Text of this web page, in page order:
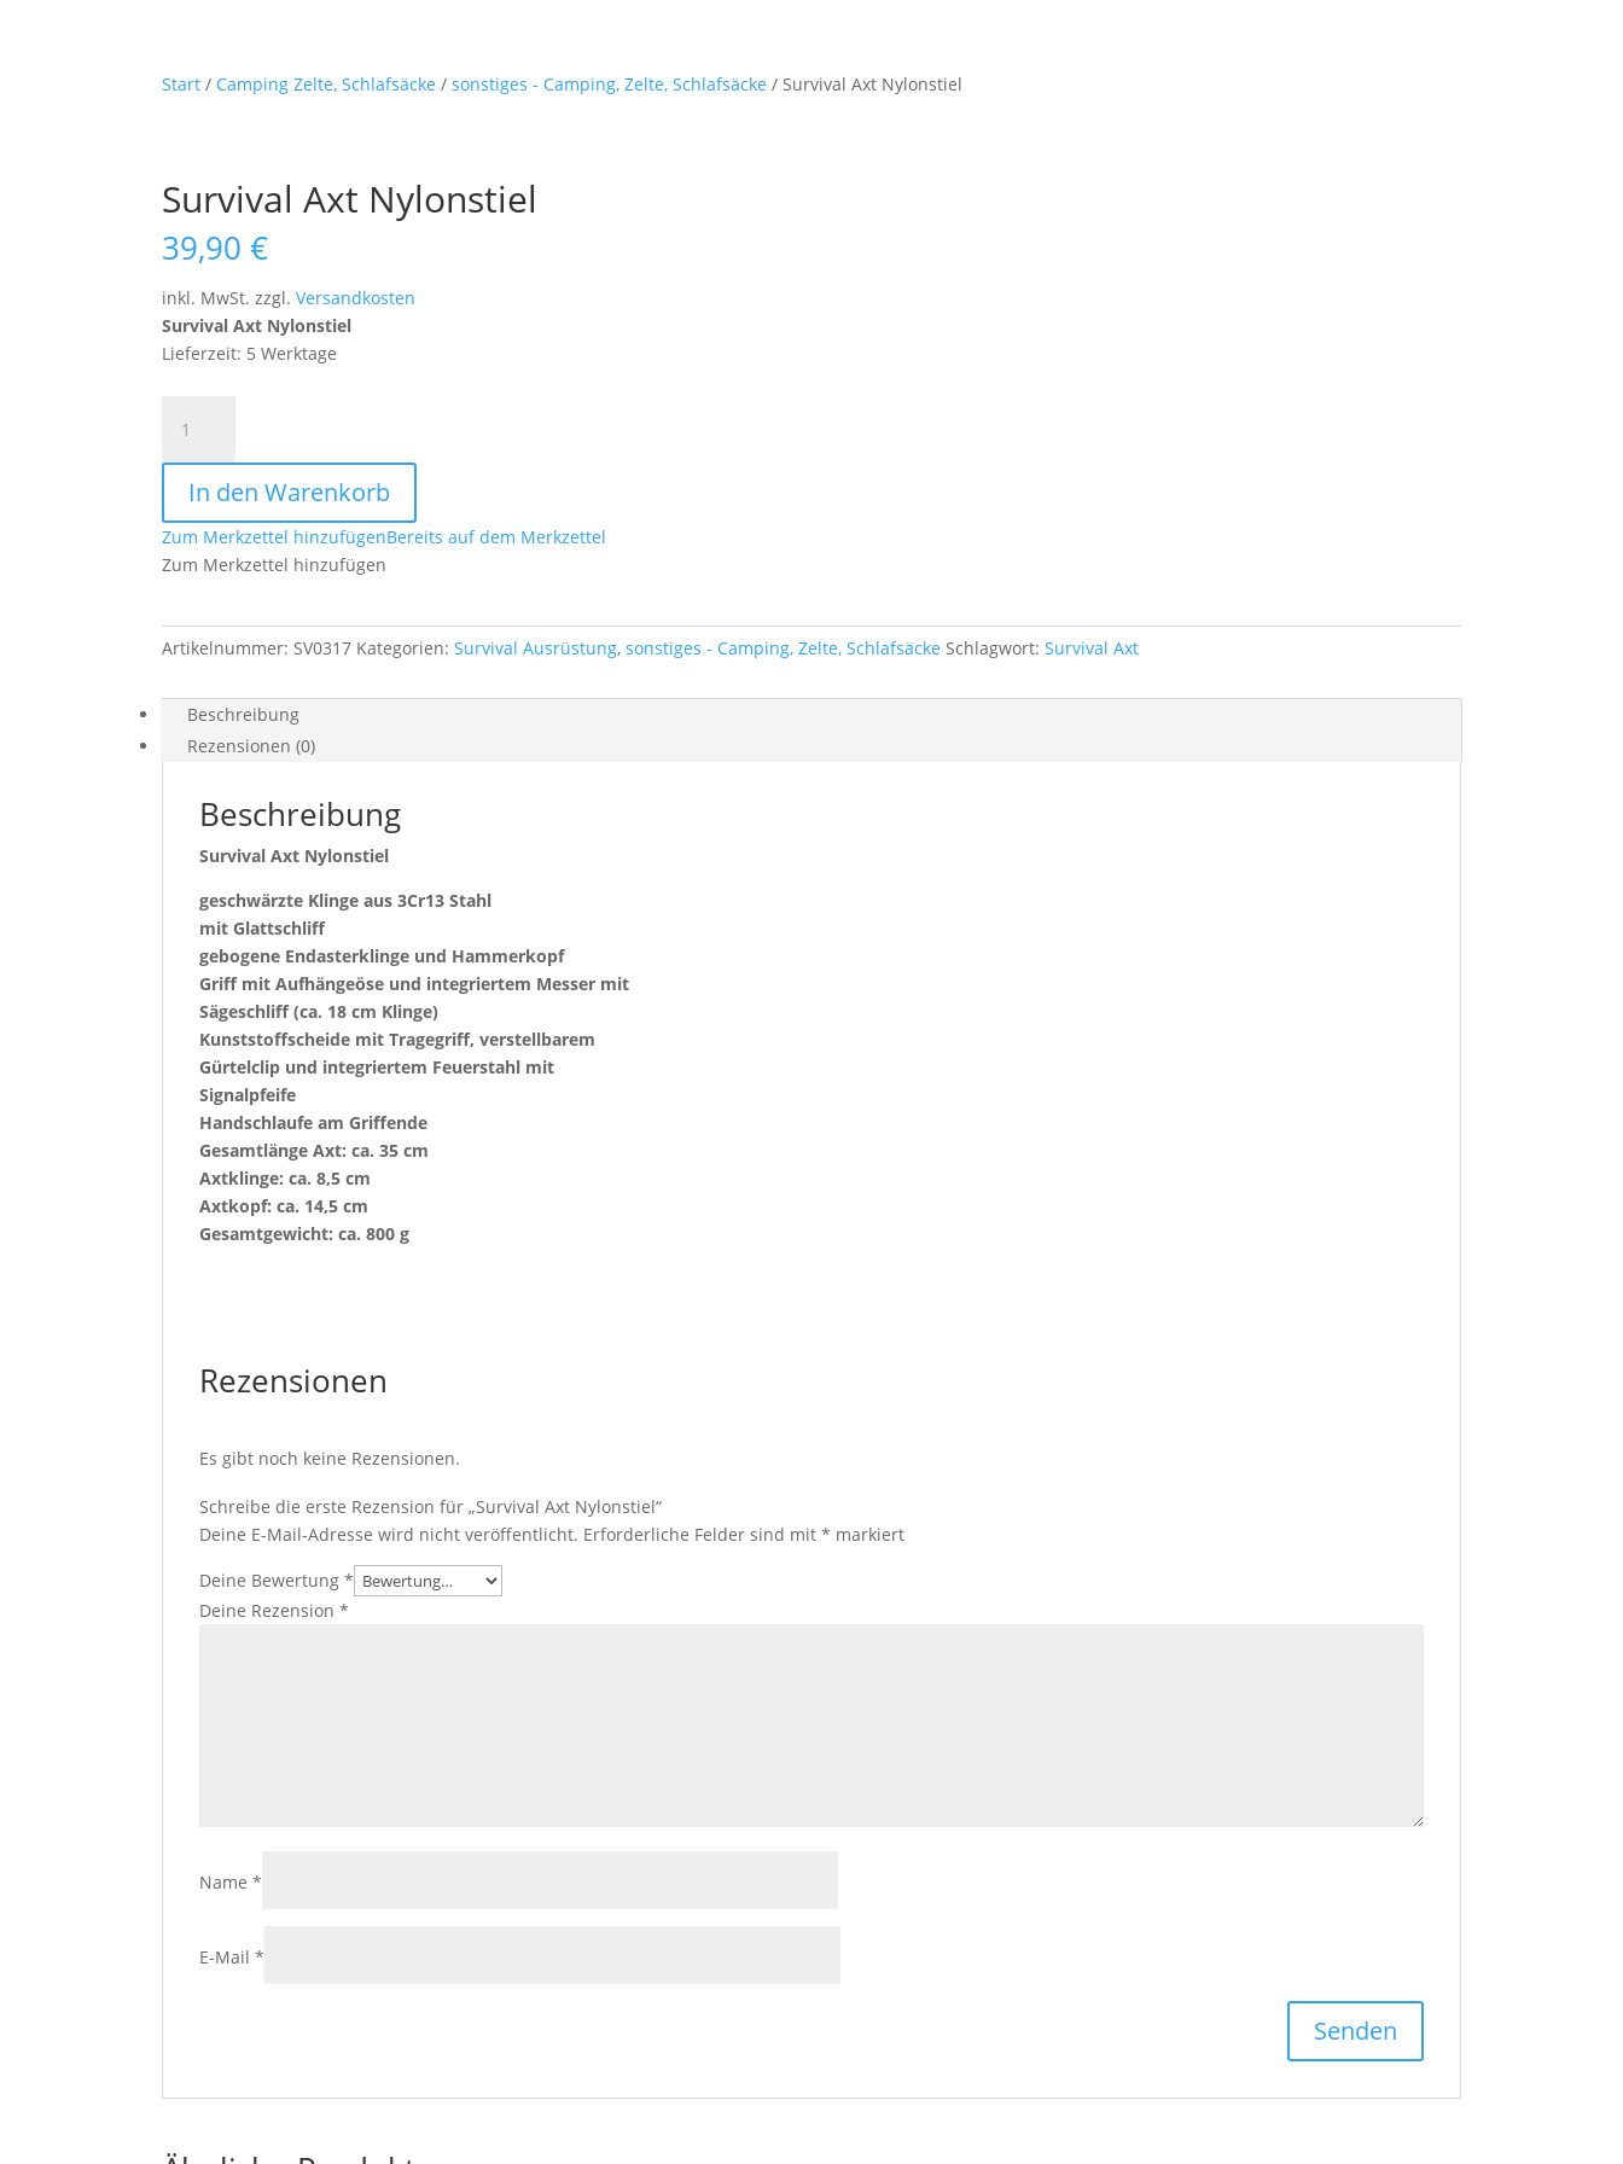
Start / Camping Zelte, Schlafsäcke /sonstiges - Camping, Zelte, Schlafsäcke / Survival Axt Nylonstiel
Survival Axt Nylonstiel
39,90€
inkl. MwSt. zzgl.Versandkosten
Survival Axt Nylonstiel
Lieferzeit: 5 Werktage
Axt
Nylonstiel
MengeIn den Warenkorb
Zum Merkzettel hinzufügenBereits auf dem Merkzettel
Zum Merkzettel hinzufügen
Artikelnummer:SV0317 Kategorien:Survival Ausrüstung,sonstiges - Camping, Zelte, Schlafsäcke Schlagwort:Survival Axt
Beschreibung
Rezensionen (0)
Beschreibung
Survival Axt Nylonstiel
geschwärzte Klinge aus 3Cr13 Stahl
mit Glattschliff
gebogene Endasterklinge und Hammerkopf
Griff mit Aufhängeöse und integriertem Messer mit
Sägeschliff (ca. 18 cm Klinge)
Kunststoffscheide mit Tragegriff, verstellbarem
Gürtelclip und integriertem Feuerstahl mit
Signalpfeife
Handschlaufe am Griffende
Gesamtlänge Axt: ca. 35 cm
Axtklinge: ca. 8,5 cm
Axtkopf: ca. 14,5 cm
Gesamtgewicht: ca. 800 g
Rezensionen
Es gibt noch keine Rezensionen.
Schreibe die erste Rezension für „Survival Axt Nylonstiel“
Deine E-Mail-Adresse wird nicht veröffentlicht. Erforderliche Felder sind mit* markiert
Deine Bewertung*
Deine Rezension*
Name*
E-Mail*